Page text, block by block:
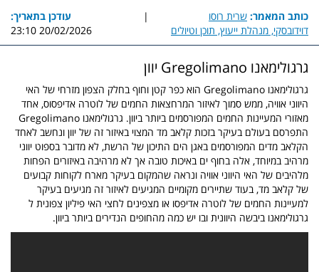
כותב המאמר: שרית רוסו
דוידובסקי, מנהלת ייעוץ, תוכן וטיולים
|
עודכן בתאריך:
20/02/2026 23:10
גרגולימאנו Gregolimano יוון
גרגולימאנו Gregolimano הוא כפר קטן וחוף בחלק הצפון מזרחי של האי
היווני אוויה, ממש סמוך לאיזור המרחצאות החמים של לוטרה אדיפסוס, אחד
מאזורי המעיינות החמים המפורסמים ביותר ביוון. גרגולימאנו Gregolimano
התפרסם בעולם בעיקר בזכות קלאב מד המצוי באיזור זה של יוון ונחשב לאחד
הקלאב מדים המפורסמים באגן הים התיכון של הרשת, לא מדובר בספוט יווני
מרהיב במיוחד, אלה בחוף ים באיכות טובה אך לא מרהיבה באיזורים הפחות
מלהיבים של האי היווני אוויה ונראה שהמקום בעיקר מארח לקוחות קבועים
של קלאב מד, בעוד שתיירים מקומיים המגיעים לאיזור זה מגיעים בעיקר
למעיינות החמים של לוטרה אדיפסו או מצפינים לחצי האי פיליון צפונית ל
גרגולימאנו ביבשה היוונית ובו יש כמה מהחופים הנדירים ביותר ביוון.